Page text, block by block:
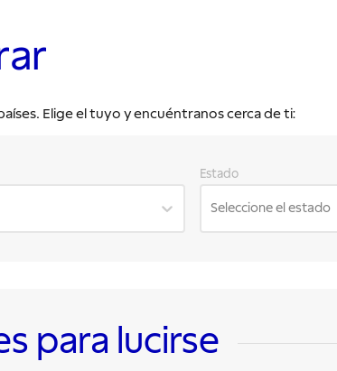
Elige el tuyo y encuéntranos cerca de ti:
Estado
Seleccione el estado
para lucirse